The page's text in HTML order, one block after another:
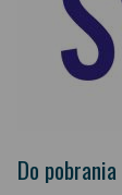
Do pobrania